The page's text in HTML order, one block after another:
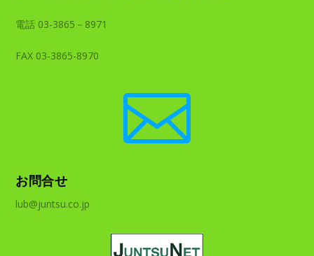
電話 03-3865－8971
FAX 03-3865-8970

お問合せ
lub@juntsu.co.jp